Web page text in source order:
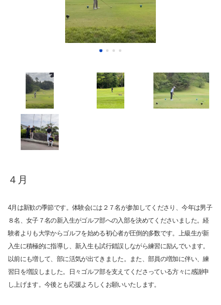
４月
4月は新歓の季節です。体験会には２７名が参加してくださり、今年は男子
８名、女子７名の新入生がゴルフ部への入部を決めてくださいました。経
験者よりも大学からゴルフを始める初心者が圧倒的多数です。上級生が新
入生に積極的に指導し、新入生も試行錯誤しながら練習に励んでいます。
以前にも増して、部に活気が出てきました。また、部員の増加に伴い、練
習日を増設しました。日々ゴルフ部を支えてくださっている方々に感謝申
し上げます。今後とも応援よろしくお願いいたします。